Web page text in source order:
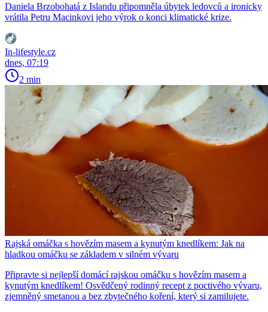
Daniela Brzobohatá z Islandu připomněla úbytek ledovců a ironicky
vrátila Petru Macinkovi jeho výrok o konci klimatické krize.
In-lifestyle.cz
dnes, 07:19
2 min
Rajská omáčka s hovězím masem a kynutým knedlíkem: Jak na
hladkou omáčku se základem v silném vývaru
Připravte si nejlepší domácí rajskou omáčku s hovězím masem a
kynutým knedlíkem! Osvědčený rodinný recept z poctivého vývaru,
zjemněný smetanou a bez zbytečného koření, který si zamilujete.